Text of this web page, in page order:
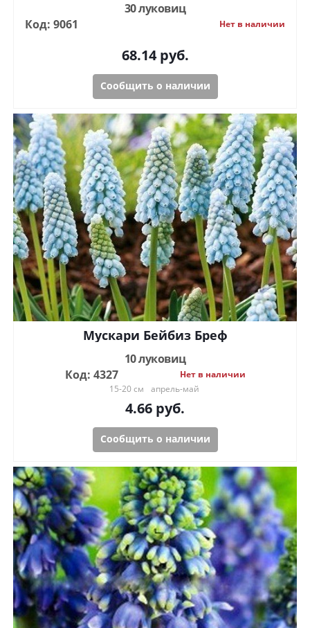
30 луковиц
Код: 9061
Нет в наличии
68.14руб.
Сообщить о наличии
Мускари Бейбиз Бреф
10 луковиц
Код: 4327
Нет в наличии
15-20 см
апрель-май
4.66 руб.
Сообщить о наличии